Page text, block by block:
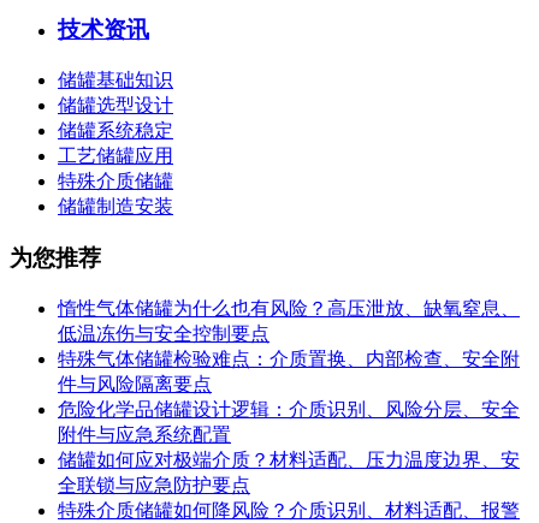
技术资讯
储罐基础知识
储罐选型设计
储罐系统稳定
工艺储罐应用
特殊介质储罐
储罐制造安装
为您推荐
惰性气体储罐为什么也有风险？高压泄放、缺氧窒息、
低温冻伤与安全控制要点
特殊气体储罐检验难点：介质置换、内部检查、安全附
件与风险隔离要点
危险化学品储罐设计逻辑：介质识别、风险分层、安全
附件与应急系统配置
储罐如何应对极端介质？材料适配、压力温度边界、安
全联锁与应急防护要点
特殊介质储罐如何降风险？介质识别、材料适配、报警